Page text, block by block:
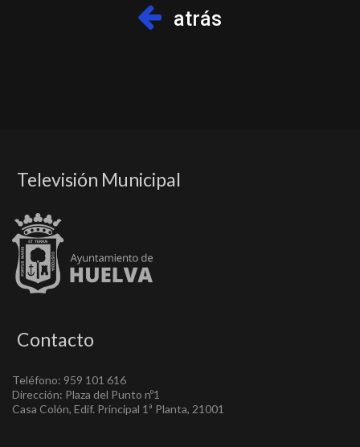
atrás
Televisión Municipal
Contacto
Teléfono: 959 101 616
Dirección: Plaza del Punto nº1
Casa Colón, Edif. Principal 1ª Planta, 21001